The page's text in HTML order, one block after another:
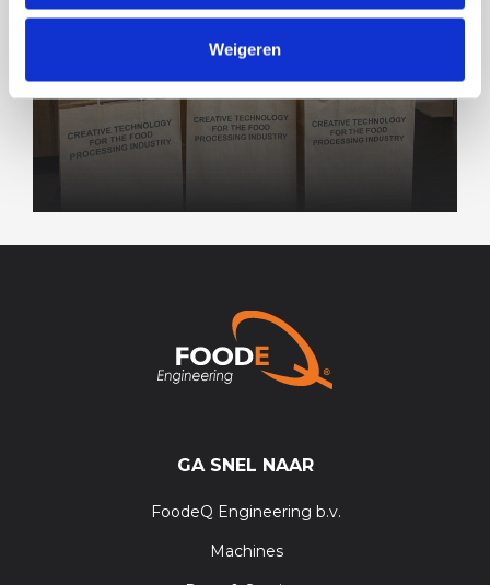
Weigeren
KIJK BINNEN BIJ BEDRIJVEN 2025
GA SNEL NAAR
FoodeQ Engineering b.v.
Machines